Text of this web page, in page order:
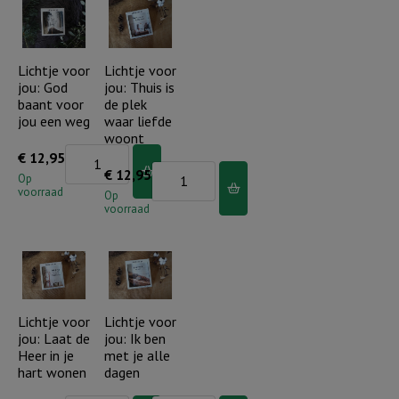
mijn
ziel
..
(2)
aantal
sla
mijn
ogen
op
aantal
Lichtje voor
jou: God
baant voor
jou een weg
€ 12,95
Op
voorraad
baant
voor
jou
een
weg
aantal
Lichtje voor
jou: Thuis is
de plek
waar liefde
woont
€ 12,95
Op
voorraad
Lichtje
voor
is
de
plek
waar
liefde
Lichtje voor
jou: Laat de
Heer in je
hart wonen
Lichtje voor
jou: Ik ben
met je alle
dagen